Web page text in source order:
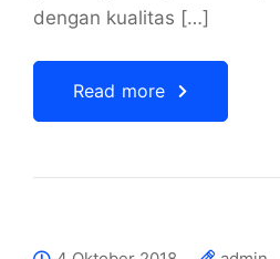
dengan kualitas […]
Read more